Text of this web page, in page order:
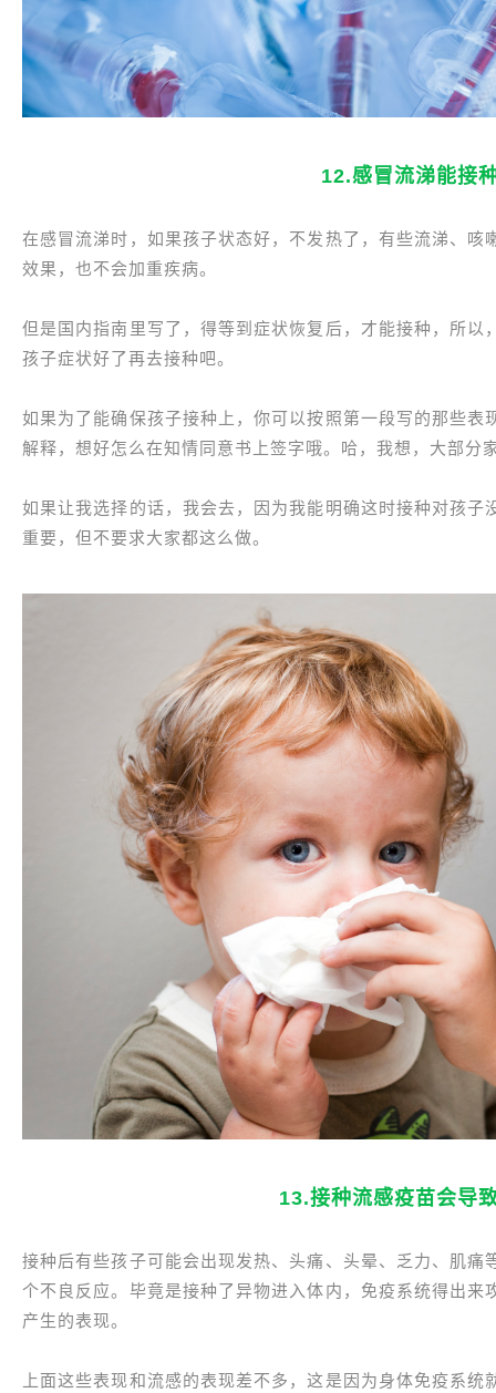
12.感冒流涕能接
在感冒流涕时，如果孩子状态好，不发热了，有些流涕、
效果，也不会加重疾病。
但是国内指南里写了，得等到症状恢复后，才能接种，所
孩子症状好了再去接种吧。
如果为了能确保孩子接种上，你可以按照第一段写的那些
解释，想好怎么在知情同意书上签字哦。哈，我想，大部分
如果让我选择的话，我会去，因为我能明确这时接种对孩
重要，但不要求大家都这么做。
13.接种流感疫苗会导
接种后有些孩子可能会出现发热、头痛、头晕、乏力、肌
个不良反应。毕竟是接种了异物进入体内，免疫系统得出
产生的表现。
上面这些表现和流感的表现差不多，这是因为身体免疫系